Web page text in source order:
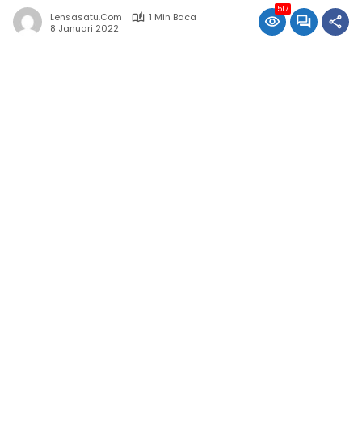
Lensasatu.com
1 Min Baca
8 Januari 2022
517